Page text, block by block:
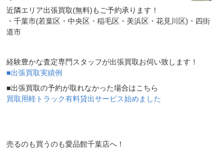
近隣エリア出張買取(無料)もご予約承ります！
・千葉市(若葉区・中央区・稲毛区・美浜区・花見川区)・四街
道市
経験豊かな査定専門スタッフが出張買取お伺い致します！
■出張買取実績例
■出張買取の予約が取れなかった場合はこちら
買取用軽トラック有料貸出サービス始めました
売るのも買うのも愛品館千葉店へ！